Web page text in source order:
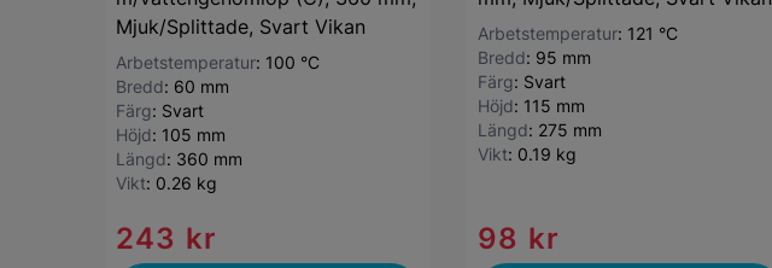
Mjuk/Splittade, Svart Vikan
Arbetstemperatur: 100 °C
Bredd: 60 mm
Färg: Svart
Höjd: 105 mm
Längd: 360 mm
Vikt: 0.26 kg
243 kr
Arbetstemperatur: 121 °C
Bredd: 95 mm
Färg: Svart
Höjd: 115 mm
Längd: 275 mm
Vikt: 0.19 kg
98 kr